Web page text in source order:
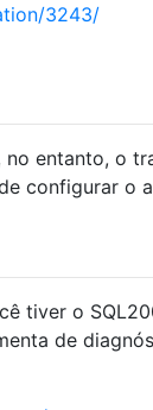
3243/
entanto, o
configurar o
tiver o
de